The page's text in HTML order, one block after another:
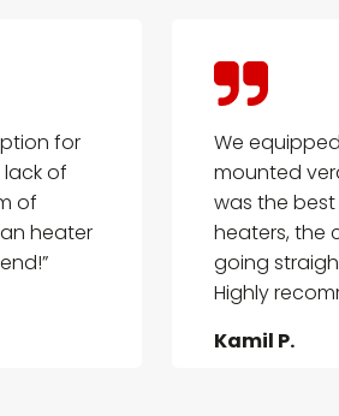
for
of
of
heater
We
mounted
was the
heaters, the
going
Highly
Kamil P.